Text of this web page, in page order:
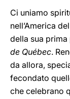
Ci uniamo
nell’America
della sua
de Québec.
da allora,
fecondato
che celebrano